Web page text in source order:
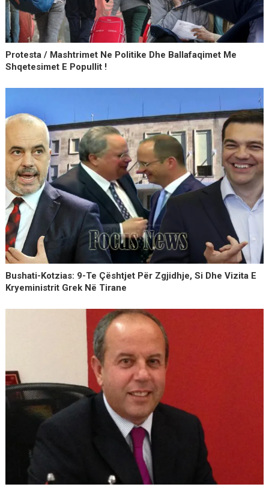
Protesta / Mashtrimet Ne Politike Dhe Ballafaqimet Me
Shqetesimet E Popullit !
Bushati-Kotzias: 9-Te Çështjet Për Zgjidhje, Si Dhe Vizita E
Kryeministrit Grek Në Tirane